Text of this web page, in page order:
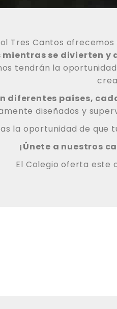
Tres Cantos ofrecemos
se divierten y
tendrán la
diferentes países,
diseñados y
la oportunidad de que
¡Únete a nuestros
El Colegio oferta este